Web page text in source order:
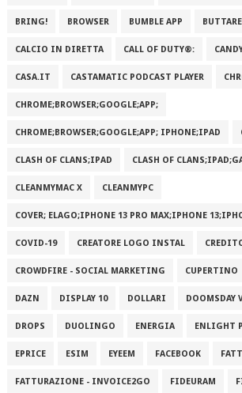
BRING! BROWSER BUMBLE APP
CALCIO IN DIRETTA CALL OF DUTY®:
CASA.IT CASTAMATIC PODCAST PLAYER
CHROME;BROWSER;GOOGLE;APP;
CHROME;BROWSER;GOOGLE;APP; IPHONE;IPAD
CLASH OF CLANS;IPAD CLASH OF
CLEANMYMAC X CLEANMYPC
COVER; ELAGO;IPHONE 13 PRO MAX;IPHONE
COVID-19 CREATORE LOGO INSTAL
CROWDFIRE - SOCIAL MARKETING CUPERTINO
DAZN DISPLAY 10 DOLLARI DOOMSDAY
DROPS DUOLINGO ENERGIA ENLIGHT
EPRICE ESIM EYEEM FACEBOOK
FATTURAZIONE - INVOICE2GO FIDEURAM